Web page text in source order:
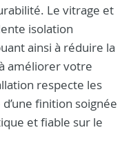
Le vitrage et
isolation
ainsi à réduire la
améliorer votre
respecte les
finition soignée
et fiable sur le